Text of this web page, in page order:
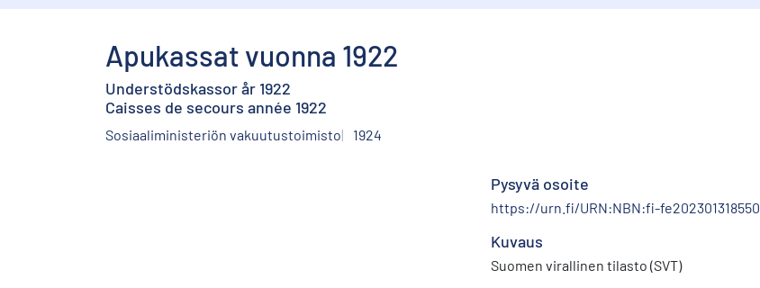
Apukassat vuonna 1922
Understödskassor år 1922
Caisses de secours année 1922
Sosiaaliministeriön vakuutustoimisto 1924
Pysyvä osoite
https://urn.fi/URN:NBN:fi-fe202301318550
Kuvaus
Suomen virallinen tilasto (SVT)